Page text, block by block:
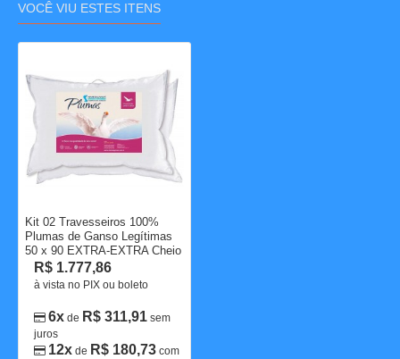
VOCÊ VIU ESTES ITENS
Kit 02 Travesseiros 100%
Plumas de Ganso Legítimas
50 x 90 EXTRA-EXTRA Cheio
R$ 1.777,86
à vista no PIX ou boleto
6x de R$ 311,91 sem
juros
12x de R$ 180,73 com